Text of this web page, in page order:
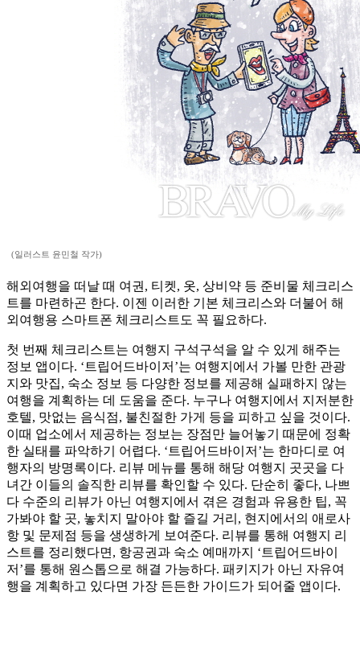
(일러스트 윤민철 작가)
해외여행을 떠날 때 여권, 티켓, 옷, 상비약 등 준비물 체크리스
트를 마련하곤 한다. 이젠 이러한 기본 체크리스와 더불어 해
외여행용 스마트폰 체크리스트도 꼭 필요하다.
첫 번째 체크리스트는 여행지 구석구석을 알 수 있게 해주는
정보 앱이다. ‘트립어드바이저’는 여행지에서 가볼 만한 관광
지와 맛집, 숙소 정보 등 다양한 정보를 제공해 실패하지 않는
여행을 계획하는 데 도움을 준다. 누구나 여행지에서 지저분한
호텔, 맛없는 음식점, 불친절한 가게 등을 피하고 싶을 것이다.
이때 업소에서 제공하는 정보는 장점만 늘어놓기 때문에 정확
한 실태를 파악하기 어렵다. ‘트립어드바이저’는 한마디로 여
행자의 방명록이다. 리뷰 메뉴를 통해 해당 여행지 곳곳을 다
녀간 이들의 솔직한 리뷰를 확인할 수 있다. 단순히 좋다, 나쁘
다 수준의 리뷰가 아닌 여행지에서 겪은 경험과 유용한 팁, 꼭
가봐야 할 곳, 놓치지 말아야 할 즐길 거리, 현지에서의 애로사
항 및 문제점 등을 생생하게 보여준다. 리뷰를 통해 여행지 리
스트를 정리했다면, 항공권과 숙소 예매까지 ‘트립어드바이
저’를 통해 원스톱으로 해결 가능하다. 패키지가 아닌 자유여
행을 계획하고 있다면 가장 든든한 가이드가 되어줄 앱이다.